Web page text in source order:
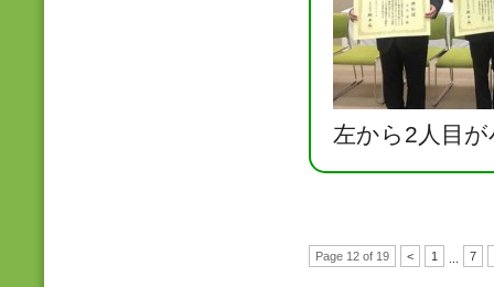
左から2人目が
Page 12 of 19 < 1 7